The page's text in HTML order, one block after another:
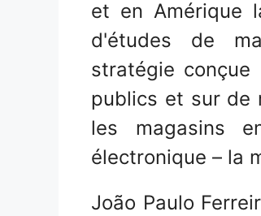
et en Amérique
d'études de
stratégie conçue
publics et sur de
les magasins
électronique – la
João Paulo